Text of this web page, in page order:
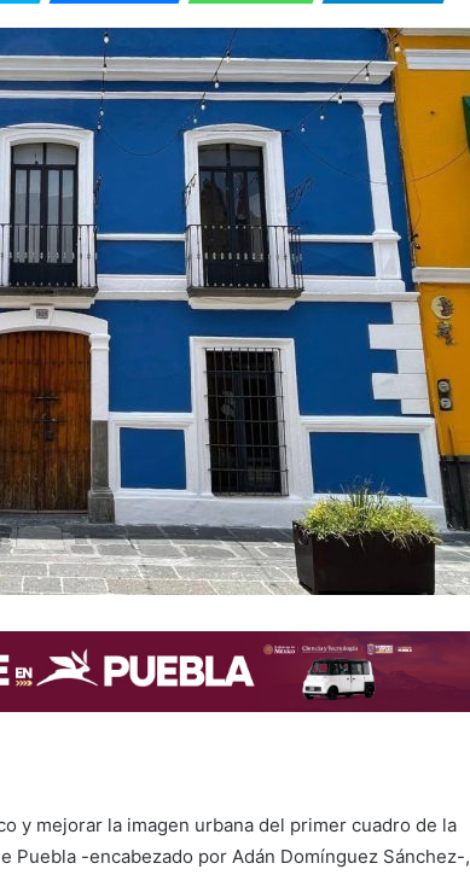
y mejorar la imagen urbana del primer cuadro de la
Puebla -encabezado por Adán Domínguez Sánchez-,